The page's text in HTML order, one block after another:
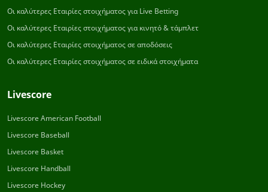
Οι καλύτερες Εταιρίες στοιχήματος για Live Betting
Οι καλύτερες Εταιρίες στοιχήματος για κινητό & τάμπλετ
Οι καλύτερες Εταιρίες στοιχήματος σε αποδόσεις
Οι καλύτερες Εταιρίες στοιχήματος σε ειδικά στοιχήματα
Livescore
Livescore American Football
Livescore Baseball
Livescore Basket
Livescore Handball
Livescore Hockey